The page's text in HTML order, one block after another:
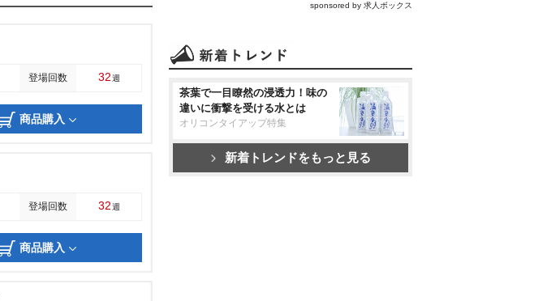
登場回数 32週
商品購入
登場回数 32週
商品購入
sponsored by 求人ボックス
茶葉で一目瞭然の浸透力！味の
違いに衝撃を受ける水とは
オリコンタイアップ特集
新着トレンドをもっと見る